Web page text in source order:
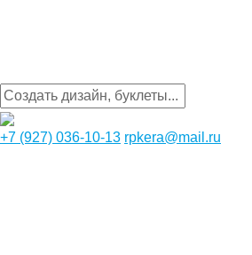
+7 (927) 036-10-13 rpkera@mail.ru